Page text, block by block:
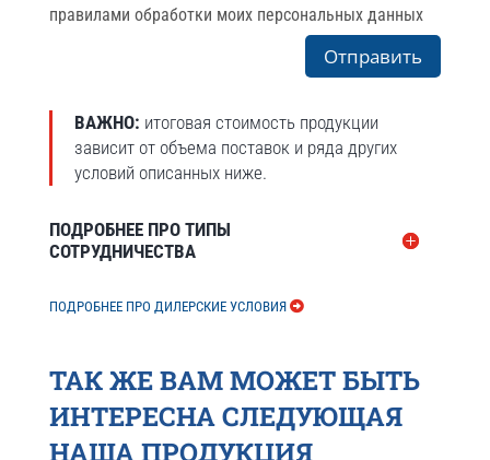
правилами обработки моих персональных данных
Отправить
ВАЖНО: итоговая стоимость продукции
зависит от объема поставок и ряда других
условий описанных ниже.
ПОДРОБНЕЕ ПРО ТИПЫ
СОТРУДНИЧЕСТВА
ПОДРОБНЕЕ ПРО ДИЛЕРСКИЕ УСЛОВИЯ
ТАК ЖЕ ВАМ МОЖЕТ БЫТЬ
ИНТЕРЕСНА СЛЕДУЮЩАЯ
НАША ПРОДУКЦИЯ